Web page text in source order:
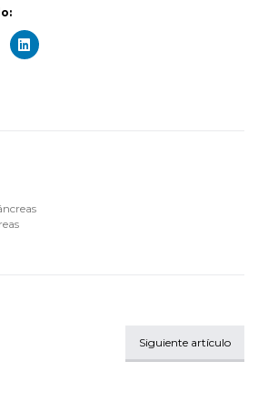
Siguiente artículo